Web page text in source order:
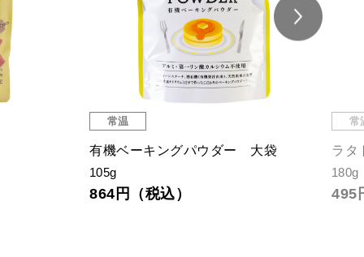
常温
有機ベーキングパウダー 大袋
105g
864円（税込）
常
ラタ
180g
495